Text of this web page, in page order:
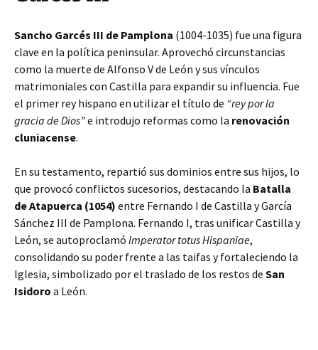
Sancho Garcés III de Pamplona (1004-1035) fue una figura
clave en la política peninsular. Aprovechó circunstancias
como la muerte de Alfonso V de León y sus vínculos
matrimoniales con Castilla para expandir su influencia. Fue
el primer rey hispano en utilizar el título de “rey por la
gracia de Dios”e introdujo reformas como la renovación
cluniacense.
En su testamento, repartió sus dominios entre sus hijos, lo
que provocó conflictos sucesorios, destacando la Batalla
de Atapuerca (1054) entre Fernando I de Castilla y García
Sánchez III de Pamplona. Fernando I, tras unificar Castilla y
León, se autoproclamó Imperator totus Hispaniae,
consolidando su poder frente a las taifas y fortaleciendo la
Iglesia, simbolizado por el traslado de los restos de San
Isidoro a León.